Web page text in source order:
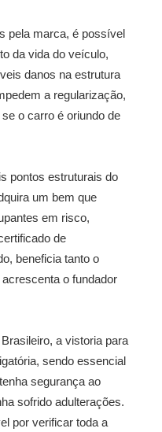
pela marca, é possível
da vida do veículo,
danos na estrutura
a regularização,
o carro é oriundo de
pontos estruturais do
um bem que
em risco,
de
beneficia tanto o
o fundador
a vistoria para
sendo essencial
segurança ao
sofrido adulterações.
por verificar toda a